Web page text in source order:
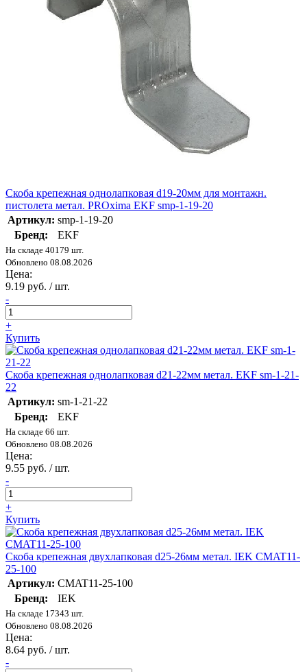
Скоба крепежная однолапковая d19-20мм для монтажн.
пистолета метал. PROxima EKF smp-1-19-20
Артикул: smp-1-19-20
Бренд:
EKF
На складе 40179 шт.
Обновлено 08.08.2026
Цена:
9.19 руб. / шт.
-
+
Купить
Скоба крепежная однолапковая d21-22мм метал. EKF sm-1-21-
22
Артикул: sm-1-21-22
Бренд:
EKF
На складе 66 шт.
Обновлено 08.08.2026
Цена:
9.55 руб. / шт.
-
+
Купить
Скоба крепежная двухлапковая d25-26мм метал. IEK CMAT11-
25-100
Артикул: CMAT11-25-100
Бренд:
IEK
На складе 17343 шт.
Обновлено 08.08.2026
Цена:
8.64 руб. / шт.
-